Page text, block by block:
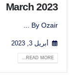
March 2023
By Ozair ...
أبريل 3, 2023
READ MORE...